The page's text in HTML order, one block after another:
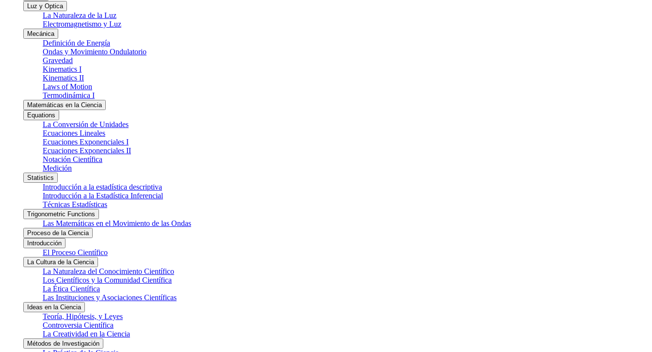
Luz y Optica
La Naturaleza de la Luz
Electromagnetismo y Luz
Mecánica
Definición de Energía
Ondas y Movimiento Ondulatorio
Gravedad
Kinematics I
Kinematics II
Laws of Motion
Termodinámica I
Matemáticas en la Ciencia
Equations
La Conversión de Unidades
Ecuaciones Lineales
Ecuaciones Exponenciales I
Ecuaciones Exponenciales II
Notación Científica
Medición
Statistics
Introducción a la estadística descriptiva
Introducción a la Estadística Inferencial
Técnicas Estadísticas
Trigonometric Functions
Las Matemáticas en el Movimiento de las Ondas
Proceso de la Ciencia
Introducción
El Proceso Científico
La Cultura de la Ciencia
La Naturaleza del Conocimiento Científico
Los Científicos y la Comunidad Científica
La Ética Científica
Las Instituciones y Asociaciones Científicas
Ideas en la Ciencia
Teoría, Hipótesis, y Leyes
Controversia Científica
La Creatividad en la Ciencia
Métodos de Investigación